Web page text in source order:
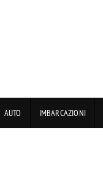
AUTO IMBARCAZIONI